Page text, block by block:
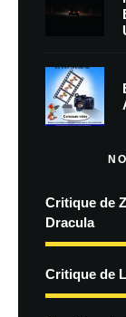
Critique de
Dracula
Critique de